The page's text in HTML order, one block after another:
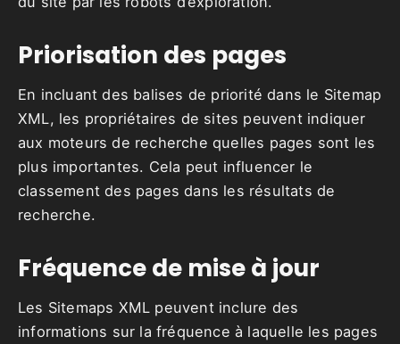
Priorisation des pages
En incluant des balises de priorité dans le Sitemap
XML, les propriétaires de sites peuvent indiquer
aux moteurs de recherche quelles pages sont les
plus importantes. Cela peut influencer le
classement des pages dans les résultats de
recherche.
Fréquence de mise à jour
Les Sitemaps XML peuvent inclure des
informations sur la fréquence à laquelle les pages